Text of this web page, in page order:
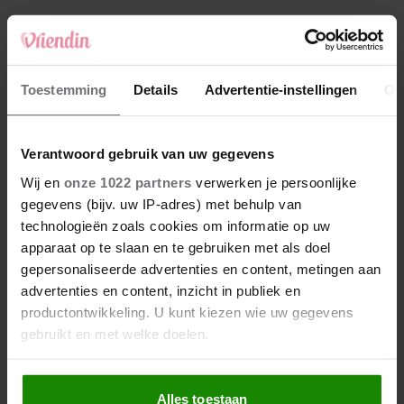
Toestemming Details Advertentie-instellingen
Verantwoord gebruik van uw gegevens
Wij en onze 1022 partners verwerken je persoonlijke
gegevens (bijv. uw IP-adres) met behulp van
technologieën zoals cookies om informatie op uw
apparaat op te slaan en te gebruiken met als doel
gepersonaliseerde advertenties en content, metingen aan
advertenties en content, inzicht in publiek en
productontwikkeling. U kunt kiezen wie uw gegevens
gebruikt en met welke doelen.
Als u het toestaat, willen we ook graag:
Alles toestaan
4 fluistert hij. Ik sluit mijn ogen en zwijg’
5 Makelaar Mandy: ‘Vrijdagavond belde Bart.
Hij sprak eng kalm’
Nieuw